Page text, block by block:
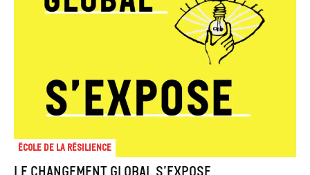
École de la résilience
Le changement global s’expose